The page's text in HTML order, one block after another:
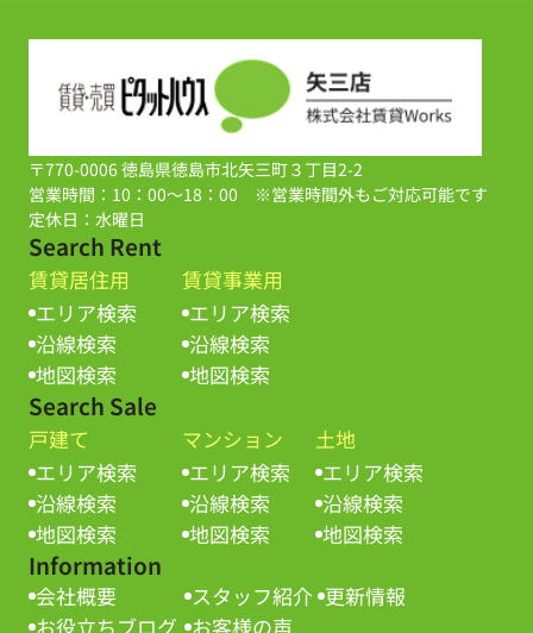
〒770-0006 徳島県徳島市北矢三町３丁目2-2
営業時間：10：00～18：00 ※営業時間外もご対応可能です
定休日：水曜日
Search Rent
賃貸居住用
エリア検索
沿線検索
地図検索
賃貸事業用
エリア検索
沿線検索
地図検索
Search Sale
戸建て
エリア検索
沿線検索
地図検索
マンション
エリア検索
沿線検索
地図検索
土地
エリア検索
沿線検索
地図検索
Information
会社概要 スタッフ紹介 更新情報
お役立ちブログ お客様の声